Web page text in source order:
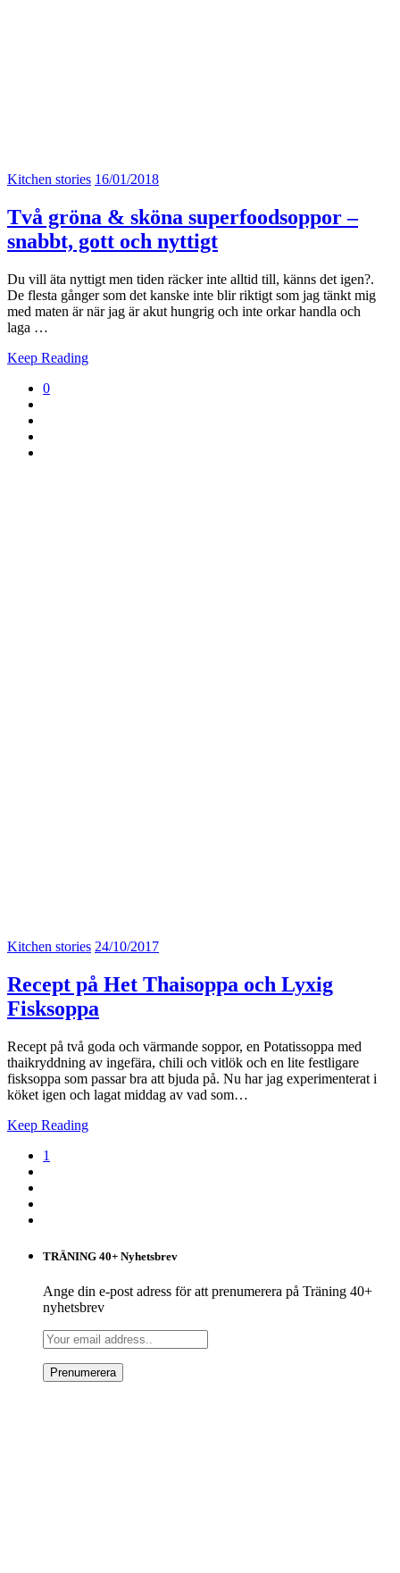
Kitchen stories 16/01/2018
Två gröna & sköna superfoodsoppor –
snabbt, gott och nyttigt
Du vill äta nyttigt men tiden räcker inte alltid till, känns det igen?.
De flesta gånger som det kanske inte blir riktigt som jag tänkt mig
med maten är när jag är akut hungrig och inte orkar handla och
laga …
Keep Reading
0
Kitchen stories 24/10/2017
Recept på Het Thaisoppa och Lyxig
Fisksoppa
Recept på två goda och värmande soppor, en Potatissoppa med
thaikryddning av ingefära, chili och vitlök och en lite festligare
fisksoppa som passar bra att bjuda på. Nu har jag experimenterat i
köket igen och lagat middag av vad som…
Keep Reading
1
TRÄNING 40+ Nyhetsbrev
Ange din e-post adress för att prenumerera på Träning 40+
nyhetsbrev